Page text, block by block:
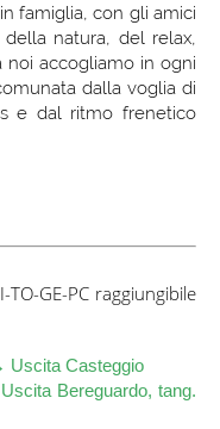
famiglia, con gli amici
natura, del relax,
accogliamo in ogni
dalla voglia di
e dal ritmo frenetico
GE-PC raggiungibile
Uscita Casteggio
Bereguardo, tang.